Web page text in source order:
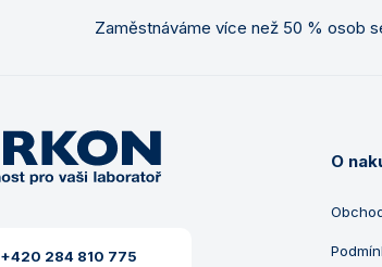
Zaměstnáváme více než 50 % osob
+420 284 810 775
O